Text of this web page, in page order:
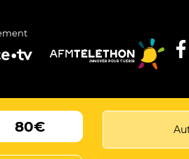
80€